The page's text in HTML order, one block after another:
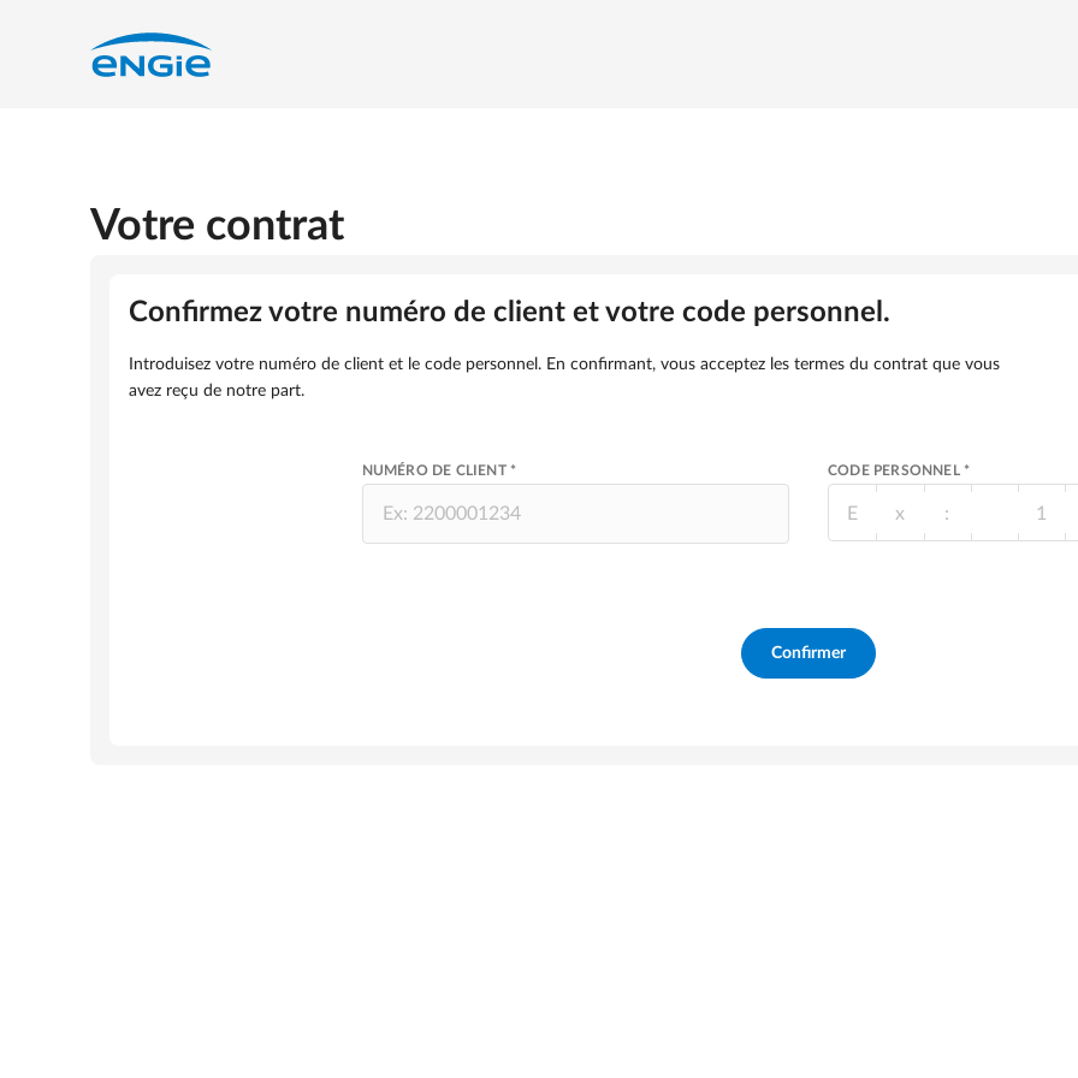
Votre contrat
Confirmez votre numéro de client et votre code personnel.
Introduisez votre numéro de client et le code personnel. En confirmant, vous acceptez les termes du contrat que vous
avez reçu de notre part.
NUMÉRO DE CLIENT * CODE PERSONNEL *
E x : 1
Confirmer